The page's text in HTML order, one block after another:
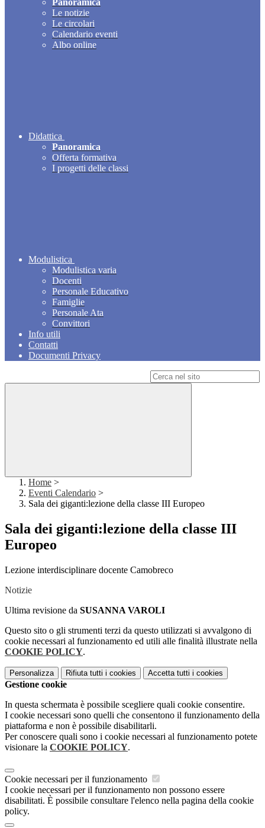
Panoramica
Le notizie
Le circolari
Calendario eventi
Albo online
Didattica
Panoramica
Offerta formativa
I progetti delle classi
Modulistica
Modulistica varia
Docenti
Personale Educativo
Famiglie
Personale Ata
Convittori
Info utili
Contatti
Documenti Privacy
Home >
Eventi Calendario >
Sala dei giganti:lezione della classe III Europeo
Sala dei giganti:lezione della classe III
Europeo
Lezione interdisciplinare docente Camobreco
Notizie
Ultima revisione da SUSANNA VAROLI
Questo sito o gli strumenti terzi da questo utilizzati si avvalgono di
cookie necessari al funzionamento ed utili alle finalità illustrate nella
COOKIE POLICY.
Personalizza Rifiuta tutti i cookies Accetta tutti i cookies
Gestione cookie
In questa schermata è possibile scegliere quali cookie consentire.
I cookie necessari sono quelli che consentono il funzionamento della
piattaforma e non è possibile disabilitarli.
Per conoscere quali sono i cookie necessari al funzionamento potete
visionare la COOKIE POLICY.
Cookie necessari per il funzionamento
I cookie necessari per il funzionamento non possono essere
disabilitati. È possibile consultare l'elenco nella pagina della cookie
policy.